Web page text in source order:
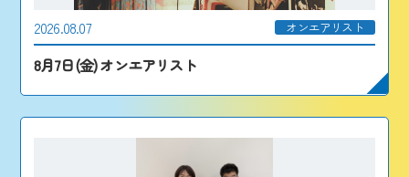
2026.08.07 オンエアリスト
8月7日(金) オンエアリスト